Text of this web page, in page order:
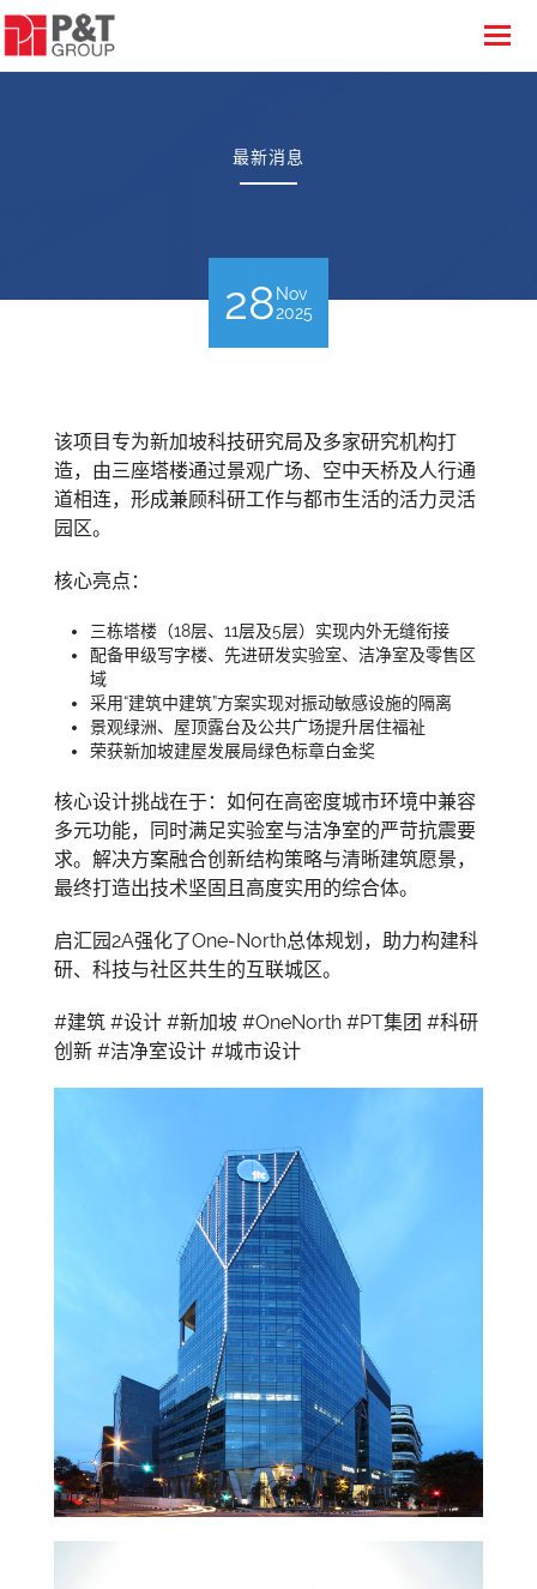
最新消息
28Nov
2025
该项目专为新加坡科技研究局及多家研究机构打
造，由三座塔楼通过景观广场、空中天桥及人行通
道相连，形成兼顾科研工作与都市生活的活力灵活
园区。
核心亮点：
三栋塔楼（18层、11层及5层）实现内外无缝衔接
配备甲级写字楼、先进研发实验室、洁净室及零售区
域
采用“建筑中建筑”方案实现对振动敏感设施的隔离
景观绿洲、屋顶露台及公共广场提升居住福祉
荣获新加坡建屋发展局绿色标章白金奖
核心设计挑战在于：如何在高密度城市环境中兼容
多元功能，同时满足实验室与洁净室的严苛抗震要
求。解决方案融合创新结构策略与清晰建筑愿景，
最终打造出技术坚固且高度实用的综合体。
启汇园2A强化了One-North总体规划，助力构建科
研、科技与社区共生的互联城区。
#建筑 #设计 #新加坡 #OneNorth #PT集团 #科研
创新 #洁净室设计 #城市设计